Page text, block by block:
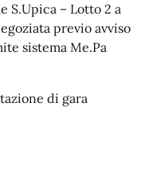
S.Upica – Lotto 2 a
previo avviso
sistema Me.Pa
di gara